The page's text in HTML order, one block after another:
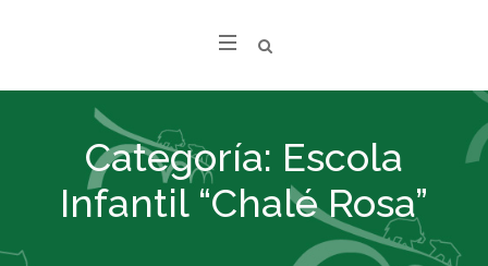
Categoría: Escola
Infantil “Chalé Rosa”